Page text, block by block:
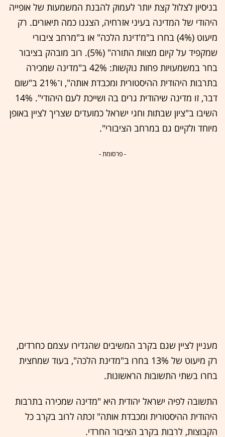
בניסיון לצלול קצת יותר לעמוק להבנת המשמעות של אופייה
היהודי של המדינה בעיני אזרחיה, הצגנו כמה תיאורים. רק
מיעוט (4%) בחרו ב"מ'דינת הלכה" או ב"מרחב ציבורי
שמקפיד על קיום מצוות התורה" (5%). רוב מובהק בציבור
בחר במשמעויות פחות נוקשות: 42% ב"מדינה שמכירה
בתרבות היהודית ההיסטורית ומכבדת אותה", ו־21% ב"שום
דבר, זו מדינה שיהודית גרים בה ושייכת לעם היהודי". 14%
השיבו ב"ציון שבתות וחגי ישראל כמועדים שצריך לציין באופן
מיוחד ולקיים גם במרחב הציבורי".
- פרסומת -
מעניין לציין שגם בקרב המשיבים שהגדירו עצמם כחרדים,
רק מיעוט של 13% בחרו ב"מדינת הלכה", בעוד שמחצית
בחרו בשתי התשובות הראשונות.
התשובה לפיה ישראל יהודית היא "מדינה שמכירה בתרבות
היהודית ההיסטורית ומכבדת אותה" זכתה לרוב בקרב כל
הקבוצות, לרבות בקרב הציבור החרדי.